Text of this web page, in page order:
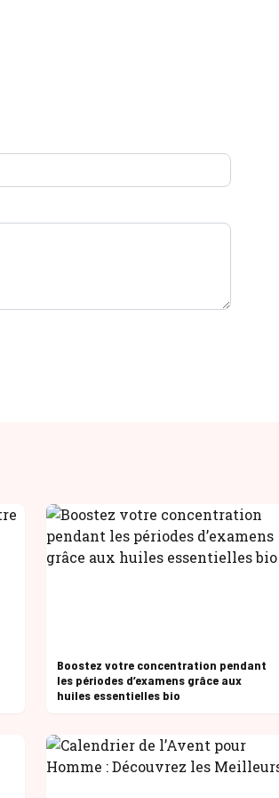
Boostez votre concentration pendant
les périodes d’examens grâce aux
huiles essentielles bio